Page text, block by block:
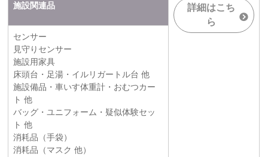
施設関連品
詳細はこち
ら
センサー
見守りセンサー
施設用家具
床頭台・足湯・イルリガートル台 他
施設備品・車いす体重計・おむつカー
ト 他
バッグ・ユニフォーム・疑似体験セッ
ト 他
消耗品（手袋）
消耗品（マスク 他）